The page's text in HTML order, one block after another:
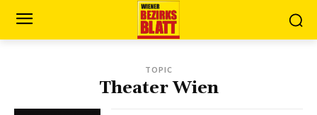
TOPIC
Theater Wien